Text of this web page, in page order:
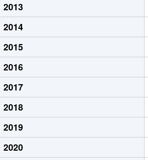
2013
2014
2015
2016
2017
2018
2019
2020